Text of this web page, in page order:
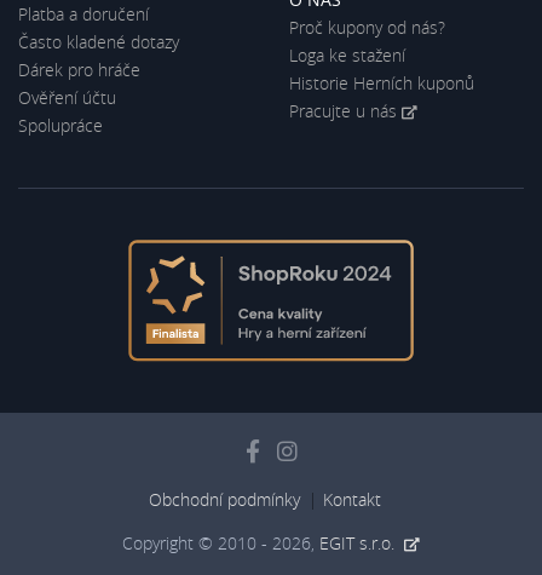
Platba a doručení
Často kladené dotazy
Dárek pro hráče
Ověření účtu
Spolupráce
Proč kupony od nás?
Loga ke stažení
Historie Herních kuponů
Pracujte u nás
Obchodní podmínky Kontakt
Copyright © 2010 - 2026, EGIT s.r.o.